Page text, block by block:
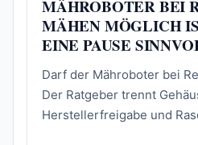
MÄH­ROBOTER BEI
MÄHEN MÖGLICH
EINE PAUSE
Darf der Mähroboter bei
Der Ratgeber trennt
Herstellerfreigabe und